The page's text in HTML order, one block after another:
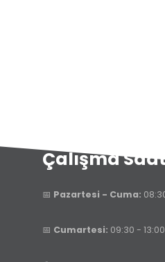
Çalışma
📅 Pazartesi - Cuma:
📅 Cumartesi: 09:30 - 13:00